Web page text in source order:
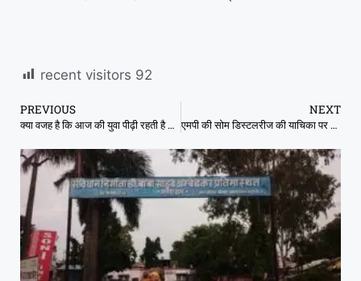
recent visitors 92
PREVIOUS
क्या वजह है कि आज की युवा पीढ़ी रहती है लो फील? नई स्टडी का बड़ा खुलासा
NEXT
एमपी की सोम डिस्टलरीज की याचिका पर हाईकोर्ट में नया मोड़, बड़ा अपडेट सामने आया